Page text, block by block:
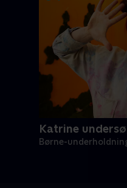
Katrine
Børne-